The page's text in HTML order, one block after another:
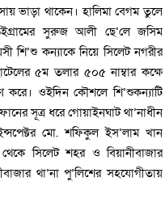
ভাড়া থাকেন। হালিমা বেগম তুলে
সুরুজ আলী ছে’লে জসিম
শি’শু কন্যাকে নিয়ে সিলেট নগরীর
৫ম তলার ৫০৫ নাম্বার কক্ষে
করে। ওইদিন কৌশলে শি’শুকন্যাটি
সূত্র ধরে গোয়াইনঘাট থা’নাধীন
মো. শফিকুল ইস’লাম খান
সিলেট শহর ও বিয়ানীবাজার
থা’না পু’লিশের সহযোগীতায়